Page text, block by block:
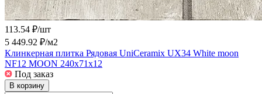
113.54 ₽/шт
5 449.92 ₽/м2
Клинкерная плитка Рядовая UniCeramix UX34 White moon
NF12 MOON 240x71x12
Под заказ
В корзину